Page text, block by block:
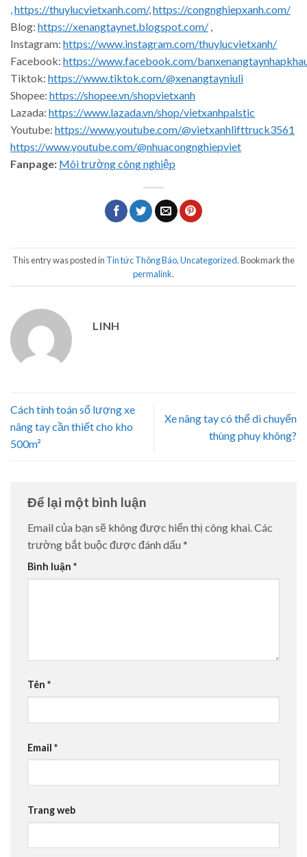
,https://thuylucvietxanh.com/,https://congnghiepxanh.com/
Blog: https://xenangtaynet.blogspot.com/ ,
Instagram: https://www.instagram.com/thuylucvietxanh/
Facebook: https://www.facebook.com/
Tiktok: https://www.tiktok.com/@xenangtayniuli
Shopee: https://shopee.vn/shopvietxanh
Lazada: https://www.lazada.vn/shop/vietxanhpalstic
Youtube: https://www.youtube.com/@vietxanhlifttruck3561
https://www.youtube.com/@nhuacongnghiepviet
Fanpage: Môi trường công nghiệp
This entry was posted in Tin tức Thông Báo,Uncategorized. Bookmark the
permalink.
LINH
Cách tính toán số lượng xe
nâng tay cần thiết cho kho
500m²
Xe nâng tay có thể di chuyển
thùng phuy không?
Để lại một bình luận
Email của bạn sẽ không được hiển thị công khai.Các
trường bắt buộc được đánh dấu *
Bình luận *
Tên *
Email *
Trang web